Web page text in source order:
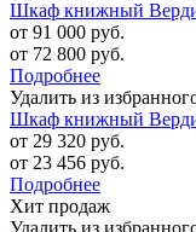
Шкаф книжный Верди
от 91 000 руб.
от 72 800 руб.
Подробнее
Удалить из
Шкаф книжный Верди
от 29 320 руб.
от 23 456 руб.
Подробнее
Хит продаж